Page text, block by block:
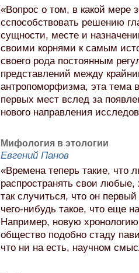
«Вопрос о том, в какой мере
cспособствовать решению
сущности, месте и
своими корнями к самым
своего рода постоянным
представлений между
антропоморфизма, эта тема
первых мест вслед за
нового направления
Мифология в этологии
Евгений Панов
«Времена теперь такие, что
распространять свои
так случиться, что он
чего-нибудь такое, что еще
Например, новую
общество подобно стаду
что ни на есть, научном